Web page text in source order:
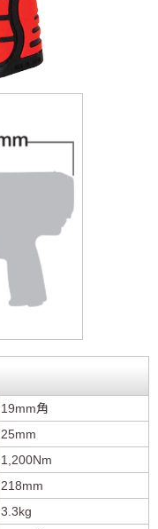
19mm角
25mm
1,200Nm
218mm
3.3kg